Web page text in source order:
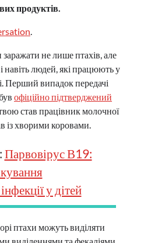
продуктів.
.
не лише птахів, але
навіть людей, які працюють у
Перший випадок передачі
офіційно підтверджений
став працівник молочної
із хворими коровами.
Парвовірус В19:
у дітей
птахи можуть виділяти
виділеннями та фекаліями.